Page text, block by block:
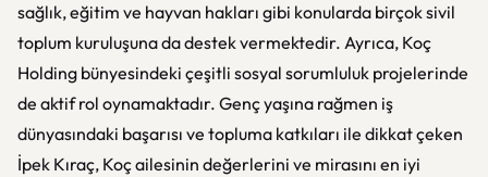
sağlık, eğitim ve hayvan hakları gibi konularda birçok sivil
toplum kuruluşuna da destek vermektedir. Ayrıca, Koç
Holding bünyesindeki çeşitli sosyal sorumluluk projelerinde
de aktif rol oynamaktadır. Genç yaşına rağmen iş
dünyasındaki başarısı ve topluma katkıları ile dikkat çeken
İpek Kıraç, Koç ailesinin değerlerini ve mirasını en iyi